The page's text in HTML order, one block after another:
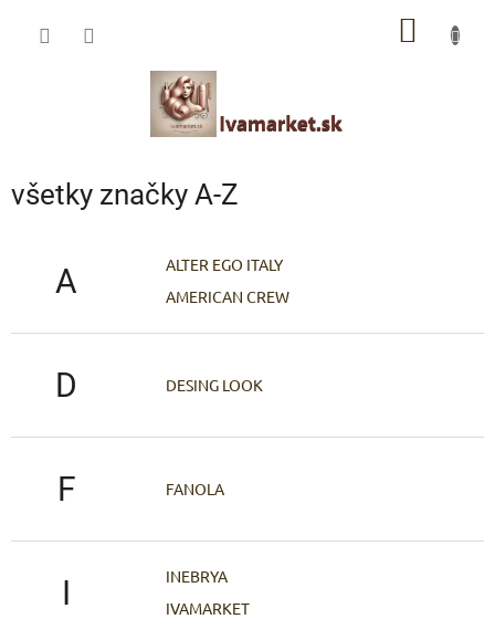
všetky značky A-Z
A
ALTER EGO ITALY
AMERICAN CREW
D DESING LOOK
F FANOLA
I
INEBRYA
IVAMARKET
IVAMARKET poradca